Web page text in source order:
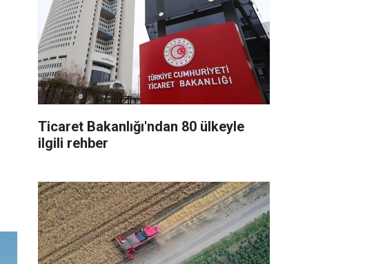
Ticaret Bakanlığı'ndan 80 ülkeyle
ilgili rehber